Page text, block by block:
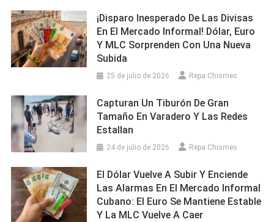
¡Disparo Inesperado De Las Divisas
En El Mercado Informal! Dólar, Euro
Y MLC Sorprenden Con Una Nueva
Subida
25 de julio de 2026 Repa Chismes
Capturan Un Tiburón De Gran
Tamaño En Varadero Y Las Redes
Estallan
24 de julio de 2026 Repa Chismes
El Dólar Vuelve A Subir Y Enciende
Las Alarmas En El Mercado Informal
Cubano: El Euro Se Mantiene Estable
Y La MLC Vuelve A Caer